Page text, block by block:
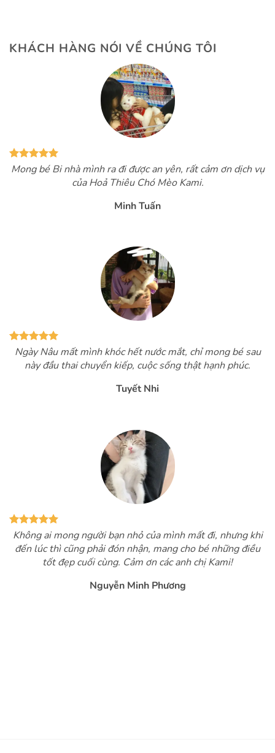
KHÁCH HÀNG NÓI VỀ CHÚNG TÔI
Mong bé Bi nhà mình ra đi được an yên, rất cảm ơn dịch vụ
của Hoả Thiêu Chó Mèo Kami.
Minh Tuấn
Ngày Nâu mất mình khóc hết nước mắt, chỉ mong bé sau
này đầu thai chuyển kiếp, cuộc sống thật hạnh phúc.
Tuyết Nhi
Không ai mong người bạn nhỏ của mình mất đi, nhưng khi
đến lúc thì cũng phải đón nhận, mang cho bé những điều
tốt đẹp cuối cùng. Cảm ơn các anh chị Kami!
Nguyễn Minh Phương